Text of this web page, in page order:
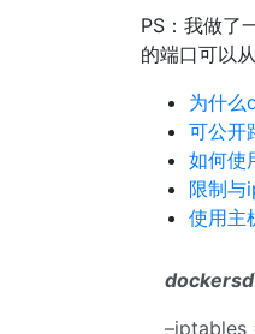
PS：我做了
的端口可以
为什么
可公开
如何使
限制与
使用主
dockersd
–iptables